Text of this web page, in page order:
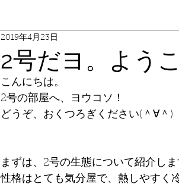
2号だヨ。よう
2019年4月23日
こんにちは。
2号の部屋へ、ヨウコソ！
どうぞ、おくつろぎください(＾∀＾)
まずは、2号の生態について紹介しま
性格はとても気分屋で、熱しやすく